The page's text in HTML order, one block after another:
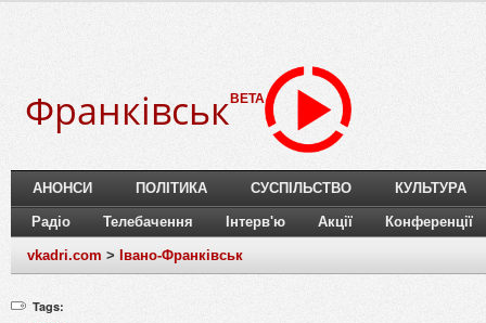
Франківськ BETA
АНОНСИ ПОЛІТИКА СУСПІЛЬСТВО КУЛЬТУРА
Радіо Телебачення Інтерв'ю Акції Конференції
vkadri.com > Івано-Франківськ
Tags: